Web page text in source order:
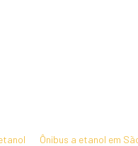
Ônibus a etanol em